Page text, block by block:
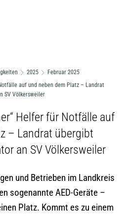
2025
Februar 2025
auf und neben dem Platz – Landrat
SV Völkersweiler
Helfer für Notfälle auf
– Landrat übergibt
an SV Völkersweiler
und Betrieben im Landkreis
sogenannte AED-Geräte –
Platz. Kommt es zu einem